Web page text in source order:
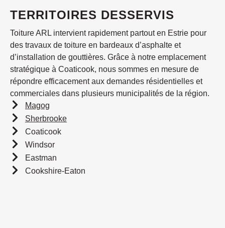
TERRITOIRES DESSERVIS
Toiture ARL intervient rapidement partout en Estrie pour
des travaux de toiture en bardeaux d’asphalte et
d’installation de gouttières. Grâce à notre emplacement
stratégique à Coaticook, nous sommes en mesure de
répondre efficacement aux demandes résidentielles et
commerciales dans plusieurs municipalités de la région.
Magog
Sherbrooke
Coaticook
Windsor
Eastman
Cookshire-Eaton